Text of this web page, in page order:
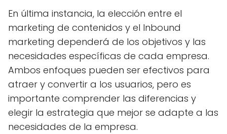
En última instancia, la elección entre el
marketing de contenidos y el Inbound
marketing dependerá de los objetivos y las
necesidades específicas de cada empresa.
Ambos enfoques pueden ser efectivos para
atraer y convertir a los usuarios, pero es
importante comprender las diferencias y
elegir la estrategia que mejor se adapte a las
necesidades de la empresa.